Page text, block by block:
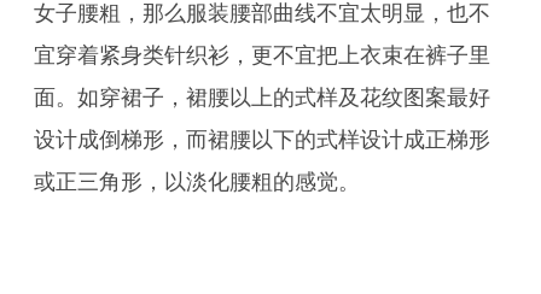
女子腰粗，那么服装腰部曲线不宜太明显，也不
宜穿着紧身类针织衫，更不宜把上衣束在裤子里
面。如穿裙子，裙腰以上的式样及花纹图案最好
设计成倒梯形，而裙腰以下的式样设计成正梯形
或正三角形，以淡化腰粗的感觉。